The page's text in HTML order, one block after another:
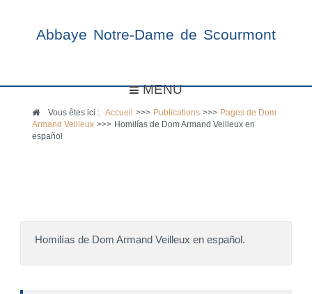
Abbaye Notre-Dame de Scourmont
MENU
Vous êtes ici :Accueil >>> Publications >>> Pages de Dom
Armand Veilleux >>> Homilías de Dom Armand Veilleux en
español
Homilías de Dom Armand Veilleux en español.